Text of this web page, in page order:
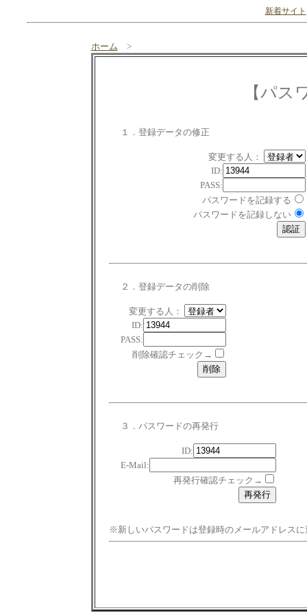
新着サイト
ホーム >
【パス
１．登録データの修正
変更する人：
ID:
PASS:
パスワードを記録する
パスワードを記録しない
２．登録データの削除
変更する人：
ID:
PASS:
削除確認チェック→
３．パスワードの再発行
ID:
E-Mail:
再発行確認チェック→
※新しいパスワードは登録時のメールアドレスに